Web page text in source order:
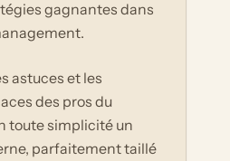
gagnantes dans
astuces et les
des pros du
toute simplicité un
parfaitement taillé